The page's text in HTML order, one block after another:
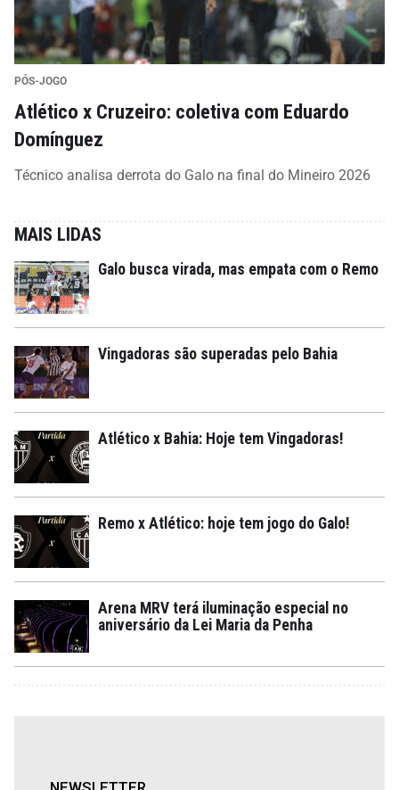
PÓS-JOGO
Atlético x Cruzeiro: coletiva com Eduardo
Domínguez
Técnico analisa derrota do Galo na final do Mineiro 2026
MAIS LIDAS
Galo busca virada, mas empata com o Remo
Vingadoras são superadas pelo Bahia
Atlético x Bahia: Hoje tem Vingadoras!
Remo x Atlético: hoje tem jogo do Galo!
Arena MRV terá iluminação especial no
aniversário da Lei Maria da Penha